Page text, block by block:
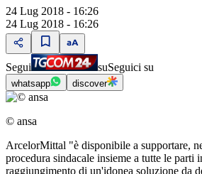
24 Lug 2018 - 16:26
24 Lug 2018 - 16:26
Segui suSeguici su
whatsapp discover
© ansa
ArcelorMittal "è disponibile a supportare,
procedura sindacale insieme a tutte le parti
raggiungimento di un'idonea soluzione da